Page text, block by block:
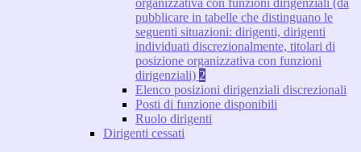
organizzativa con funzioni dirigenziali (da
pubblicare in tabelle che distinguano le
seguenti situazioni: dirigenti, dirigenti
individuati discrezionalmente, titolari di
posizione organizzativa con funzioni
dirigenziali) 2
Elenco posizioni dirigenziali discrezionali
Posti di funzione disponibili
Ruolo dirigenti
Dirigenti cessati